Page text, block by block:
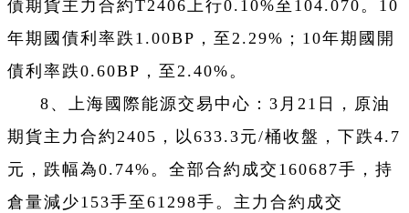
債期貨主力合約T2406上行0.10%至104.070。10
年期國債利率跌1.00BP，至2.29%；10年期國開
債利率跌0.60BP，至2.40%。
8、上海國際能源交易中心：3月21日，原油
期貨主力合約2405，以633.3元/桶收盤，下跌4.7
元，跌幅為0.74%。全部合約成交160687手，持
倉量減少153手至61298手。主力合約成交